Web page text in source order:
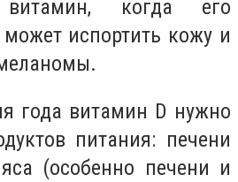
витамин, когда его
испортить кожу и
года витамин D нужно
питания: печени
(особенно печени и